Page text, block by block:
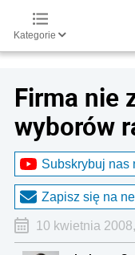
Kategorie
Firma nie
wyborów
Subskrybuj nas
Zapisz się na
10 kwietnia